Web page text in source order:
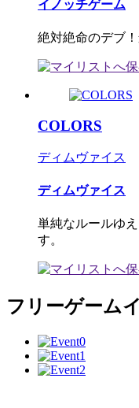
イノッチゲーム
絶対絶命のデブ
COLORS
ディムヴァイス
ディムヴァイス
単純なルールゆ
す。
フリーゲーム